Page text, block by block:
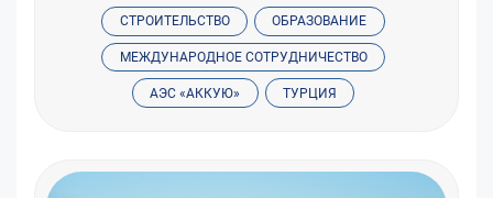
СТРОИТЕЛЬСТВО ОБРАЗОВАНИЕ
МЕЖДУНАРОДНОЕ СОТРУДНИЧЕСТВО
АЭС «АККУЮ» ТУРЦИЯ